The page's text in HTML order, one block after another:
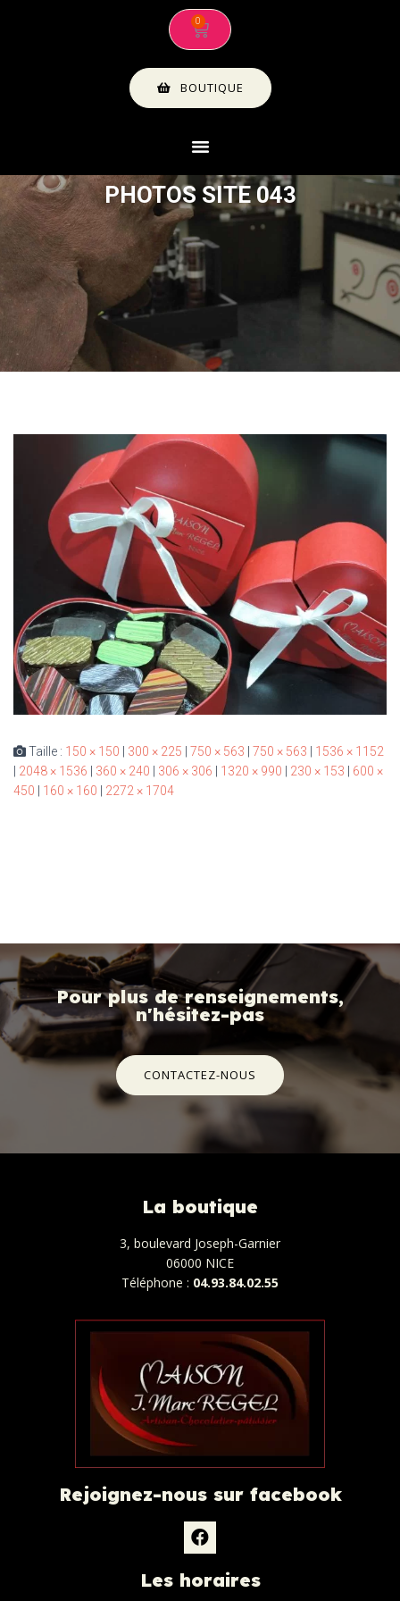
BOUTIQUE
PHOTOS SITE 043
Taille : 150 × 150 | 300 × 225 | 750 × 563 | 750 × 563 | 1536 × 1152
| 2048 × 1536 | 360 × 240 | 306 × 306 | 1320 × 990 | 230 × 153 | 600 ×
450 | 160 × 160 | 2272 × 1704
Pour plus de renseignements,
n'hésitez-pas
CONTACTEZ-NOUS
La boutique
3, boulevard Joseph-Garnier
06000 NICE
Téléphone : 04.93.84.02.55
Rejoignez-nous sur facebook
Les horaires